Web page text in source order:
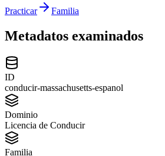
Practicar
Familia
Metadatos examinados
ID
conducir-massachusetts-espanol
Dominio
Licencia de Conducir
Familia